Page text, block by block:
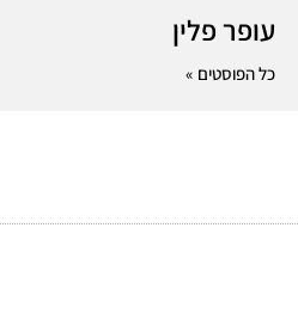
עופר פלין
כל הפוסטים »